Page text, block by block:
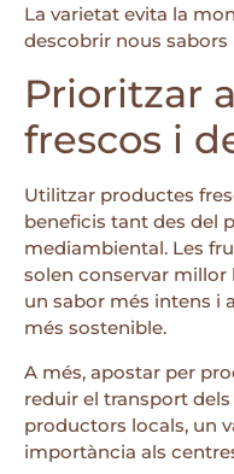
La varietat evita la
descobrir nous sabors
Prioritzar
frescos i
Utilitzar productes
beneficis tant des del
mediambiental. Les
solen conservar millor
un sabor més intens i
més sostenible.
A més, apostar per
reduir el transport
productors locals, un
importància als